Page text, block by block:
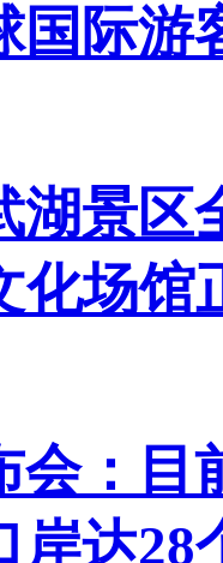
国际游
湖景区
化场馆
会：目
岸达28